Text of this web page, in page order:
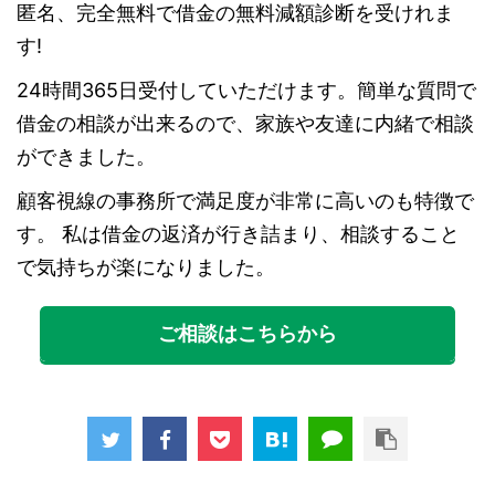
匿名、完全無料で借金の無料減額診断を受けれま
す!
24時間365日受付していただけます。簡単な質問で
借金の相談が出来るので、家族や友達に内緒で相談
ができました。
顧客視線の事務所で満足度が非常に高いのも特徴で
す。 私は借金の返済が行き詰まり、相談すること
で気持ちが楽になりました。
ご相談はこちらから